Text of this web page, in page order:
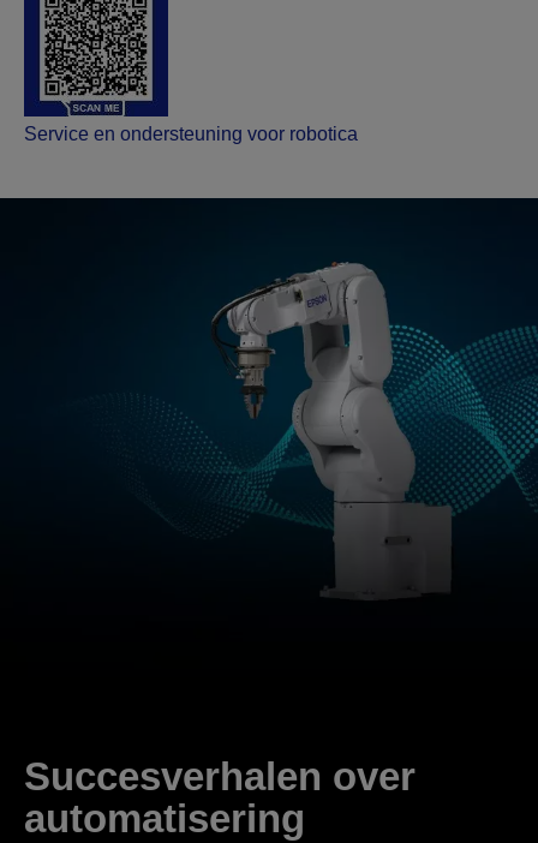
Service en ondersteuning voor robotica
Succesverhalen over
automatisering